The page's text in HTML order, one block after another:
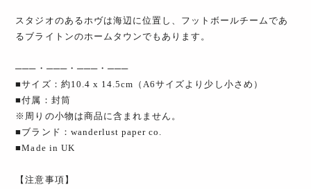
スタジオのあるホヴは海辺に位置し、フットボールチームであ
るブライトンのホームタウンでもあります。
───・───・───・───
■サイズ：約10.4 x 14.5cm（A6サイズより少し小さめ）
■付属：封筒
※周りの小物は商品に含まれません。
■ブランド：wanderlust paper co.
■Made in UK
【注意事項】